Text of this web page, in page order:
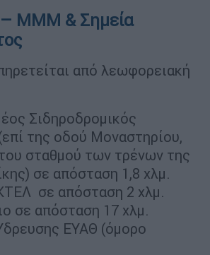
– ΜΜΜ & Σημεία
από λεωφορειακή
Σιδηροδρομικός
της οδού Μοναστηρίου,
σταθμού των τρένων της
σε απόσταση 1,8 χλμ.
σε απόσταση 2 χλμ.
σε απόσταση 17 χλμ.
ΕΥΑΘ (όμορο